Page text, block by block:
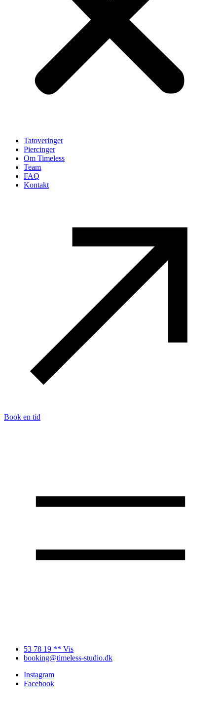
Tatoveringer
Piercinger
Om Timeless
Team
FAQ
Kontakt
Book en tid
53 78 19 ** Vis
booking@timeless-studio.dk
Instagram
Facebook